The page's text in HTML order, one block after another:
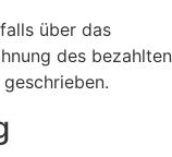
über das
des bezahlten